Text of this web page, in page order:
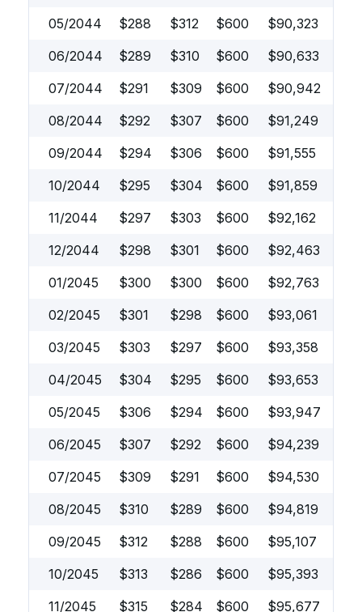
05/2044
$288 $312 $600 $90,323
06/2044
$289 $310 $600 $90,633
07/2044
$291 $309 $600 $90,942
08/2044
$292 $307 $600 $91,249
09/2044
$294 $306 $600 $91,555
10/2044
$295 $304 $600 $91,859
11/2044
$297 $303 $600 $92,162
12/2044
$298 $301 $600 $92,463
01/2045
$300 $300 $600 $92,763
02/2045
$301 $298 $600 $93,061
03/2045
$303 $297 $600 $93,358
04/2045
$304 $295 $600 $93,653
05/2045
$306 $294 $600 $93,947
06/2045
$307 $292 $600 $94,239
07/2045
$309 $291 $600 $94,530
08/2045
$310 $289 $600 $94,819
09/2045
$312 $288 $600 $95,107
10/2045
$313 $286 $600 $95,393
11/2045
$315 $284 $600 $95,677